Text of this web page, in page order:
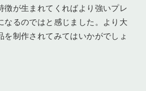
徴が生まれてくればより強いプレ
なるのではと感じました。より大
を制作されてみてはいかがでしょ